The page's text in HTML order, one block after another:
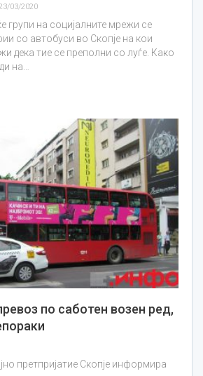
03/2020
групи на социјалните мрежи се
со автобуси во Скопје на кои
дека тие се преполни со луѓе. Како
на…
по саботен возен ред,
претпријатие Скопје информира